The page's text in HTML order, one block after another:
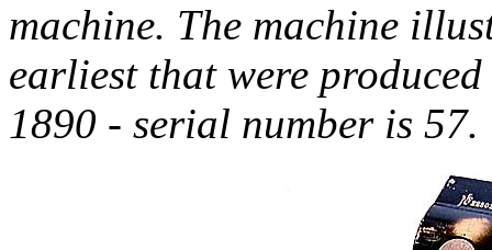
machine. The machine
earliest that were
1890 - serial number is 57.